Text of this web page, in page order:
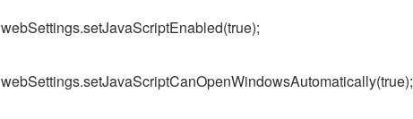
webSettings.setJavaScriptEnabled(true);
webSettings.setJavaScriptCanOpenWindowsAutomatically(true);